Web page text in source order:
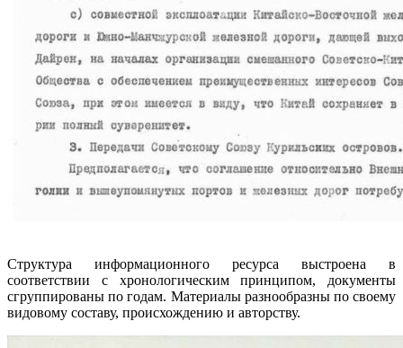
Структура информационного ресурса выстроена в
соответствии с хронологическим принципом, документы
сгруппированы по годам. Материалы разнообразны по своему
видовому составу, происхождению и авторству.